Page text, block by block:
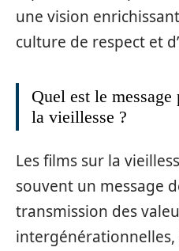
une vision
culture de respect et
Quel est le
la vieillesse ?
Les films sur la
souvent un message
transmission des